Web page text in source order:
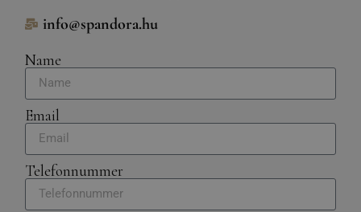
Name
Email
Telefonnummer
info@spandora.hu